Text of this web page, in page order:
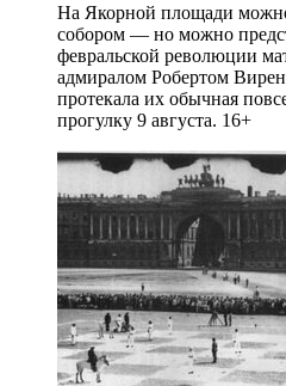
На Якорной площади
собором — но можно
февральской революции
адмиралом Робертом
протекала их обычная
прогулку 9 августа. 16+